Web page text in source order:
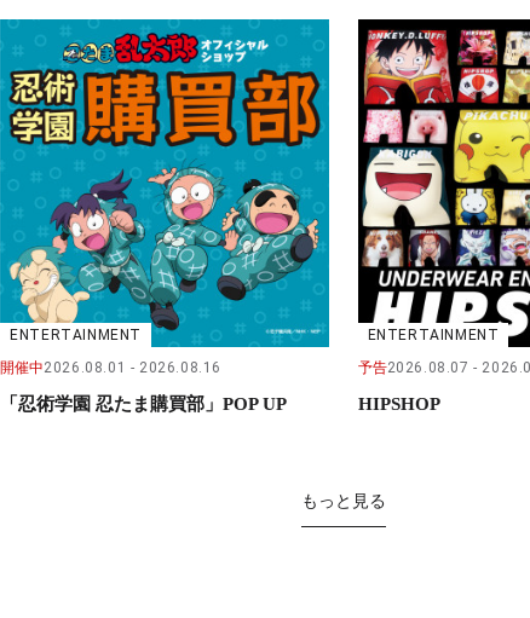
ENTERTAINMENT
開催中2026.08.01 2026.08.16
「忍術学園 忍たま購買部」POP UP
ENTERTAINMENT
予告2026.08.07
HIPSHOP
もっと見る